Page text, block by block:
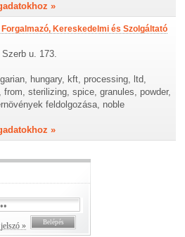
»
Forgalmazó, Kereskedelmi és Szolgáltató
u. 173.
hungary, kft, processing, ltd,
from, sterilizing, spice, granules, powder,
feldolgozása, noble
»
»